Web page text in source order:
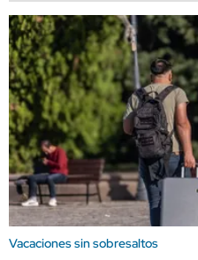
Vacaciones sin sobresaltos